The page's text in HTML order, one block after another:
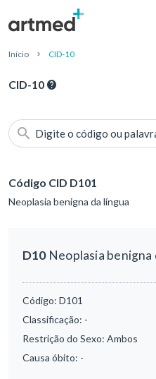
Início CID-10
CID-10
Digite o código ou
Código CID D101
Neoplasia benigna da língua
D10Neoplasia benigna
Código: D101
Classificação: -
Restrição do Sexo: Ambos
Causa óbito: -